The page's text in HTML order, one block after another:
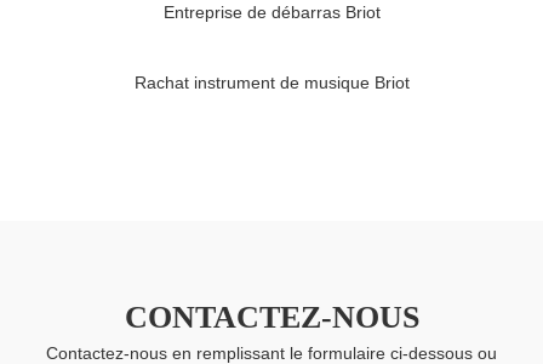
Entreprise de débarras Briot
Rachat instrument de musique Briot
CONTACTEZ-NOUS
Contactez-nous en remplissant le formulaire ci-dessous ou